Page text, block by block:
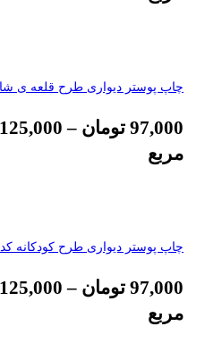
چاپ پوستر دیواری طرح قلعه ی شادی
97,000 تومان –
125,000
مربع
چاپ پوستر دیواری طرح کودکانه کد 2670
97,000 تومان –
125,000
مربع